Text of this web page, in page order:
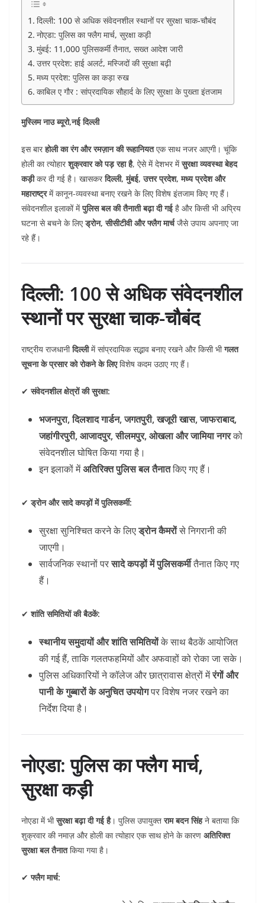
दिल्ली: 100 से अधिक संवेदनशील स्थानों पर सुरक्षा चाक-चौबंद
नोएडा: पुलिस का फ्लैग मार्च, सुरक्षा कड़ी
मुंबई: 11,000 पुलिसकर्मी तैनात, सख्त आदेश जारी
उत्तर प्रदेश: हाई अलर्ट, मस्जिदों की सुरक्षा बढ़ी
मध्य प्रदेश: पुलिस का कड़ा रुख
काबिल ए गौर : सांप्रदायिक सौहार्द के लिए सुरक्षा के पुख्ता इंतजाम
मुस्लिम नाउ ब्यूरो,नई दिल्ली
इस बारहोली का रंग और रमज़ान की रूहानियतएक साथ नजर आएगी। चूंकि
होली का त्योहारशुक्रवार को पड़ रहा है, ऐसे में देशभर मेंसुरक्षा व्यवस्था बेहद
कड़ीकर दी गई है। खासकरदिल्ली, मुंबई, उत्तर प्रदेश, मध्य प्रदेश और
महाराष्ट्रमें कानून-व्यवस्था बनाए रखने के लिए विशेष इंतजाम किए गए हैं।
संवेदनशील इलाकों मेंपुलिस बल की तैनाती बढ़ा दी गईहै और किसी भी अप्रिय
घटना से बचने के लिएड्रोन, सीसीटीवी और फ्लैग मार्चजैसे उपाय अपनाए जा
रहे हैं।
दिल्ली: 100 से अधिक संवेदनशील
स्थानों पर सुरक्षा चाक-चौबंद
राष्ट्रीय राजधानीदिल्लीमें सांप्रदायिक सद्भाव बनाए रखने और किसी भीगलत
सूचना के प्रसार को रोकने के लिएविशेष कदम उठाए गए हैं।
✔संवेदनशील क्षेत्रों की सुरक्षा:
भजनपुरा, दिलशाद गार्डन, जगतपुरी, खजूरी खास, जाफराबाद,
जहांगीरपुरी, आजादपुर, सीलमपुर, ओखला और जामिया नगरको
संवेदनशील घोषित किया गया है।
इन इलाकों मेंअतिरिक्त पुलिस बल तैनातकिए गए हैं।
✔ड्रोन और सादे कपड़ों में पुलिसकर्मी:
सुरक्षा सुनिश्चित करने के लिएड्रोन कैमरोंसे निगरानी की
जाएगी।
सार्वजनिक स्थानों परसादे कपड़ों में पुलिसकर्मीतैनात किए गए
हैं।
✔शांति समितियों की बैठकें:
स्थानीय समुदायों और शांति समितियोंके साथ बैठकें आयोजित
की गई हैं, ताकि गलतफहमियों और अफवाहों को रोका जा सके।
पुलिस अधिकारियों ने कॉलेज और छात्रावास क्षेत्रों मेंरंगों और
पानी के गुब्बारों के अनुचित उपयोगपर विशेष नजर रखने का
निर्देश दिया है।
नोएडा: पुलिस का फ्लैग मार्च,
सुरक्षा कड़ी
नोएडा में भीसुरक्षा बढ़ा दी गई है। पुलिस उपायुक्तराम बदन सिंहने बताया कि
शुक्रवार की नमाज़ और होली का त्योहार एक साथ होने के कारण अतिरिक्त
सुरक्षा बल तैनातकिया गया है।
✔फ्लैग मार्च: